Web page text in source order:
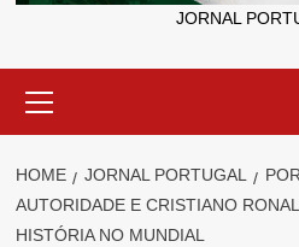
JORNAL
Menu
HOME JORNAL PORTUGAL
AUTORIDADE E CRISTIANO
HISTÓRIA NO MUNDIAL